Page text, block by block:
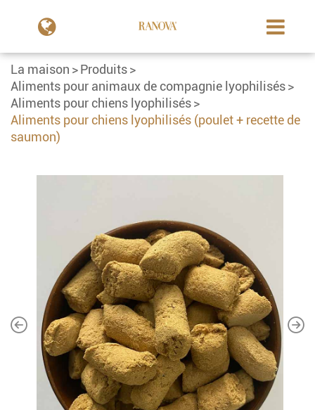
La maison
Produits
Aliments pour animaux de compagnie lyophilisés
Aliments pour chiens lyophilisés
Aliments pour chiens lyophilisés (poulet + recette de
saumon)